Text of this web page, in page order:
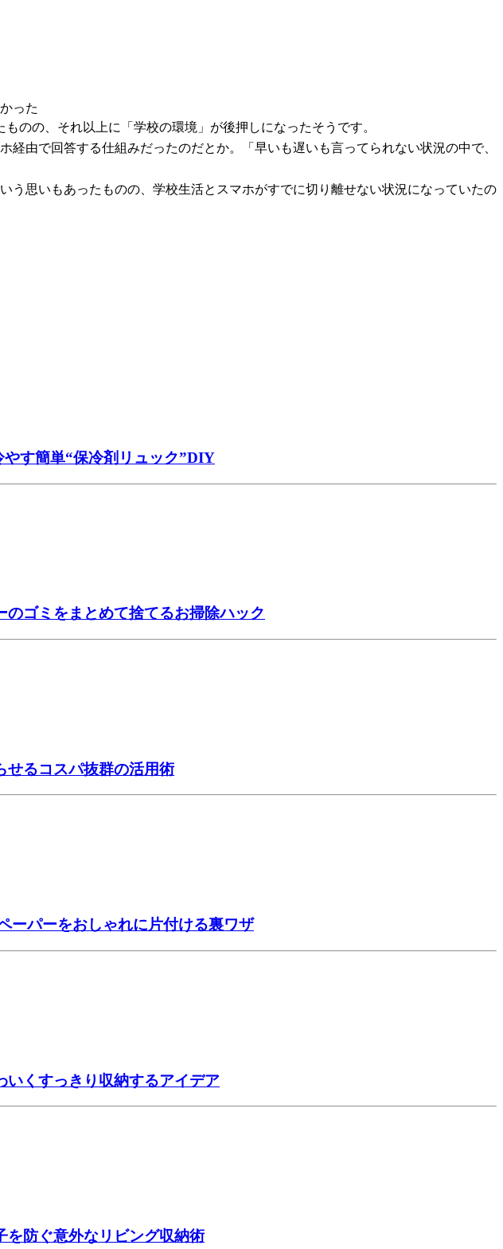
った
のの、それ以上に「学校の環境」が後押しになったそうです。
由で回答する仕組みだったのだとか。「早いも遅いも言ってられない状況の中で、
思いもあったものの、学校生活とスマホがすでに切り離せない状況になっていたの
やす簡単“保冷剤リュック”DIY
のゴミをまとめて捨てるお掃除ハック
せるコスパ抜群の活用術
ーパーをおしゃれに片付ける裏ワザ
いくすっきり収納するアイデア
を防ぐ意外なリビング収納術